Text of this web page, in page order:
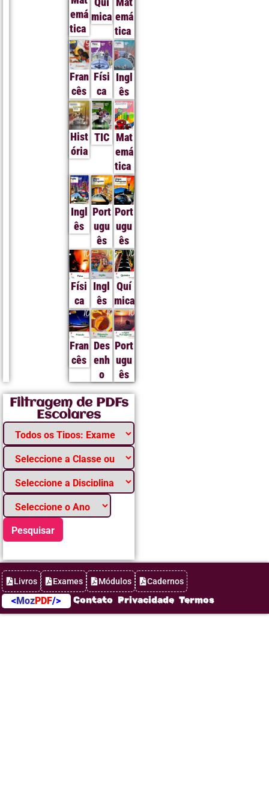
emá
tica
mica emá
tica
Fran
cês
Físi
ca
Ingl
ês
Hist
ória
TIC Mat
emá
tica
Ingl
ês
Port
ugu
ês
Port
ugu
ês
Físi
ca
Ingl
ês
Quí
mica
Fran
cês
Des
enh
o
Port
ugu
ês
Filtragem de PDFs
Escolares
Pesquisar
Livros Exames Módulos Cadernos
<MozPDF/> Contato Privacidade Termos